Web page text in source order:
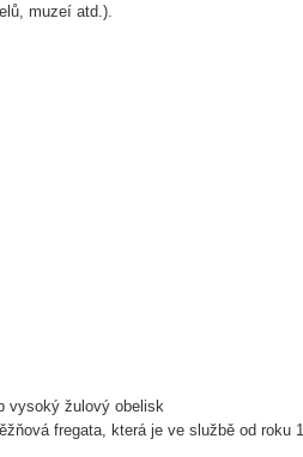
muzeí atd.).
vysoký žulový obelisk
fregata, která je ve službě od roku